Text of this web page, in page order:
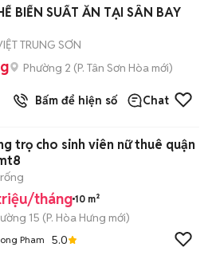
BIẾN SUẤT ĂN TẠI SÂN BAY
TRUNG SƠN
Phường 2 (P. Tân Sơn Hòa mới)
Bấm để hiện số Chat
trọ cho sinh viên nữ thuê quận
tháng 10 m²
15 (P. Hòa Hưng mới)
Pham 5.0